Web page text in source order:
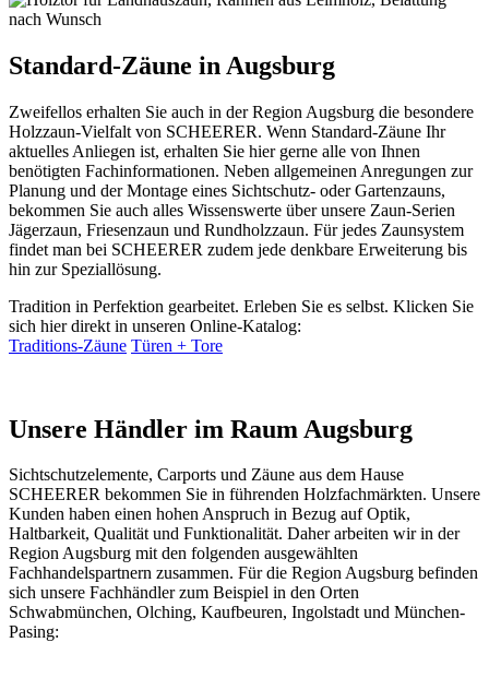
Standard-Zäune in Augsburg
Zweifellos erhalten Sie auch in der Region Augsburg die besondere
Holzzaun-Vielfalt von SCHEERER. Wenn Standard-Zäune Ihr
aktuelles Anliegen ist, erhalten Sie hier gerne alle von Ihnen
benötigten Fachinformationen. Neben allgemeinen Anregungen zur
Planung und der Montage eines Sichtschutz- oder Gartenzauns,
bekommen Sie auch alles Wissenswerte über unsere Zaun-Serien
Jägerzaun, Friesenzaun und Rundholzzaun. Für jedes Zaunsystem
findet man bei SCHEERER zudem jede denkbare Erweiterung bis
hin zur Speziallösung.
Tradition in Perfektion gearbeitet. Erleben Sie es selbst. Klicken Sie
sich hier direkt in unseren Online-Katalog:
Traditions-Zäune Türen + Tore
Unsere Händler im Raum Augsburg
Sichtschutzelemente, Carports und Zäune aus dem Hause
SCHEERER bekommen Sie in führenden Holzfachmärkten. Unsere
Kunden haben einen hohen Anspruch in Bezug auf Optik,
Haltbarkeit, Qualität und Funktionalität. Daher arbeiten wir in der
Region Augsburg mit den folgenden ausgewählten
Fachhandelspartnern zusammen. Für die Region Augsburg befinden
sich unsere Fachhändler zum Beispiel in den Orten
Schwabmünchen, Olching, Kaufbeuren, Ingolstadt und München-
Pasing: